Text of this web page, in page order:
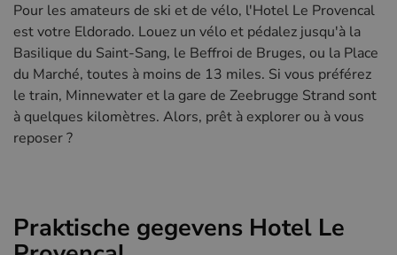
Pour les amateurs de ski et de vélo, l'Hotel Le Provencal
est votre Eldorado. Louez un vélo et pédalez jusqu'à la
Basilique du Saint-Sang, le Beffroi de Bruges, ou la Place
du Marché, toutes à moins de 13 miles. Si vous préférez
le train, Minnewater et la gare de Zeebrugge Strand sont
à quelques kilomètres. Alors, prêt à explorer ou à vous
reposer ?
Praktische gegevens Hotel Le